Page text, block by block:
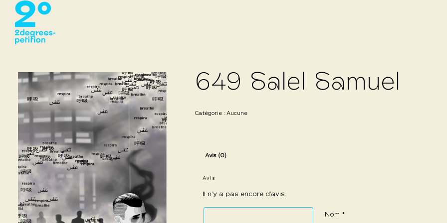
649 Salel Samuel
Catégorie : Aucune
Avis (0)
Avis
Il n’y a pas encore d’avis.
Nom *